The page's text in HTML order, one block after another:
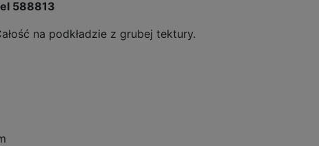
588813
na podkładzie z grubej tektury.